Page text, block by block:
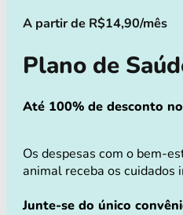
A partir de R$14,90/mês
Plano de
Até 100% de desconto
Os despesas com o bem-
animal receba os cuidados
Junte-se do único